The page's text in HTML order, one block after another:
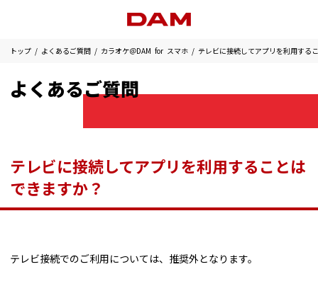
トップ よくあるご質問 カラオケ＠DAM for スマホ テレビに接続してアプリを利用する
よくあるご質問
テレビに接続してアプリを利用することは
できますか？
テレビ接続でのご利用については、推奨外となります。